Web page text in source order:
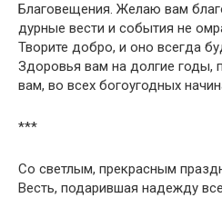
Благовещения. Желаю вам
дурные вести и события не
Творите добро, и оно всегда
Здоровья вам на долгие годы,
вам, во всех богоугодных
***
Со светлым, прекрасным
Весть, подарившая надежду